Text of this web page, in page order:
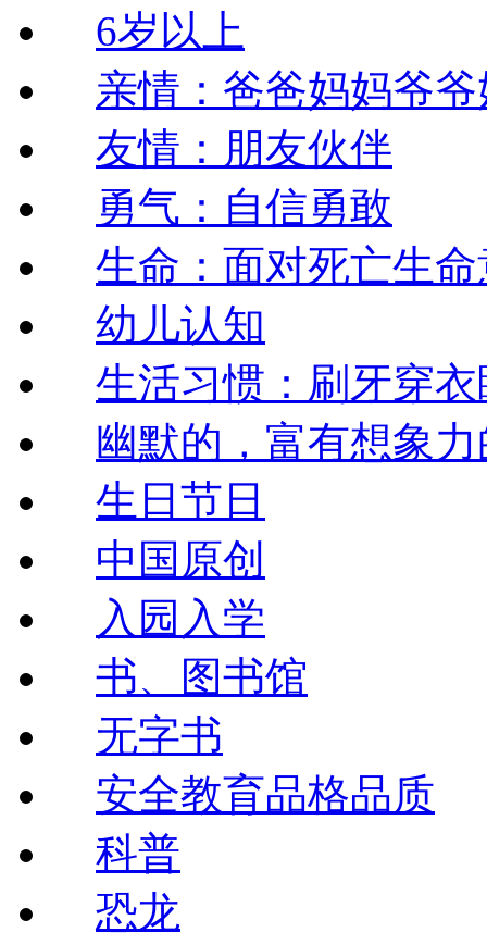
6岁以上
亲情：爸爸妈妈爷
友情：朋友伙伴
勇气：自信勇敢
生命：面对死亡生
幼儿认知
生活习惯：刷牙穿
幽默的，富有想象力
生日节日
中国原创
入园入学
书、图书馆
无字书
安全教育品格品质
科普
恐龙